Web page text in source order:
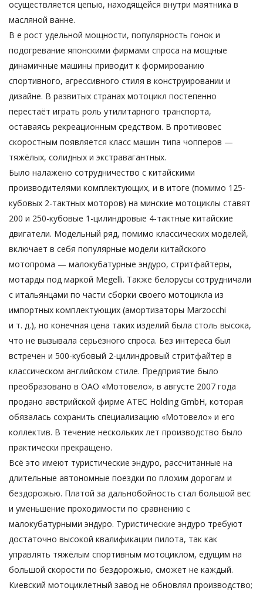
осуществляется цепью, находящейся внутри маятника в
масляной ванне.
В е рост удельной мощности, популярность гонок и
подогревание японскими фирмами спроса на мощные
динамичные машины приводит к формированию
спортивного, агрессивного стиля в конструировании и
дизайне. В развитых странах мотоцикл постепенно
перестаёт играть роль утилитарного транспорта,
оставаясь рекреационным средством. В противовес
скоростным появляется класс машин типа чопперов —
тяжёлых, солидных и экстравагантных.
Было налажено сотрудничество с китайскими
производителями комплектующих, и в итоге (помимо 125-
кубовых 2-тактных моторов) на минские мотоциклы ставят
200 и 250-кубовые 1-цилиндровые 4-тактные китайские
двигатели. Модельный ряд, помимо классических моделей,
включает в себя популярные модели китайского
мотопрома — малокубатурные эндуро, стритфайтеры,
мотарды под маркой Megelli. Также белорусы сотрудничали
с итальянцами по части сборки своего мотоцикла из
импортных комплектующих (амортизаторы Marzocchi
и т. д.), но конечная цена таких изделий была столь высока,
что не вызывала серьёзного спроса. Без интереса был
встречен и 500-кубовый 2-цилиндровый стритфайтер в
классическом английском стиле. Предприятие было
преобразовано в ОАО «Мотовело», в августе 2007 года
продано австрийской фирме ATEC Holding GmbH, которая
обязалась сохранить специализацию «Мотовело» и его
коллектив. В течение нескольких лет производство было
практически прекращено.
Всё это имеют туристические эндуро, рассчитанные на
длительные автономные поездки по плохим дорогам и
бездорожью. Платой за дальнобойность стал большой вес
и уменьшение проходимости по сравнению с
малокубатурными эндуро. Туристические эндуро требуют
достаточно высокой квалификации пилота, так как
управлять тяжёлым спортивным мотоциклом, едущим на
большой скорости по бездорожью, сможет не каждый.
Киевский мотоциклетный завод не обновлял производство;